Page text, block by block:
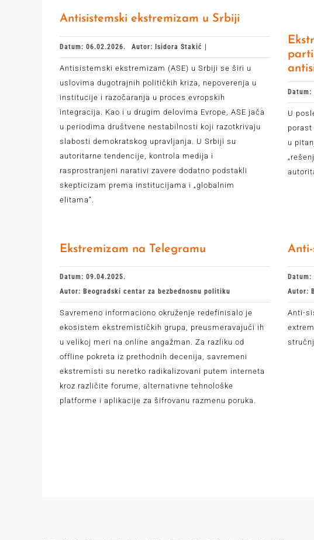
Antisistemski ekstremizam u Srbiji
Datum: 06.02.2026. Autor: Isidora Stakić |
Antisistemski ekstremizam (ASE) u Srbiji se širi u
uslovima dugotrajnih političkih kriza, nepoverenja u
institucije i razočaranja u proces evropskih
integracija. Kao i u drugim delovima Evrope, ASE jača
u periodima društvene nestabilnosti koji razotkrivaju
slabosti demokratskog upravljanja. U Srbiji su
autoritarne tendencije, kontrola medija i
rasprostranjeni narativi zavere dodatno podstakli
skepticizam prema institucijama i „globalnim
elitama”.
Datum:
U
u
Ekstremizam na Telegramu
Datum: 09.04.2025.
Autor: Beogradski centar za bezbednosnu politiku
Savremeno informaciono okruženje redefinisalo je
ekosistem ekstremističkih grupa, preusmeravajući ih
u velikoj meri na online angažman. Za razliku od
offline pokreta iz prethodnih decenija, savremeni
ekstremisti su neretko radikalizovani putem interneta
kroz različite forume, alternativne tehnološke
platforme i aplikacije za šifrovanu razmenu poruka.
Autor:
Anti-